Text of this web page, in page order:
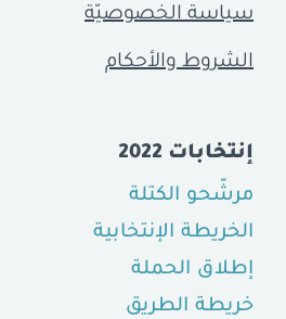
سياسة الخصوصيّة
الشروط والأحكام
إنتخابات 2022
مرشّحو الكتلة
الخريطة الإنتخابية
إطلاق الحملة
خريطة الطريق